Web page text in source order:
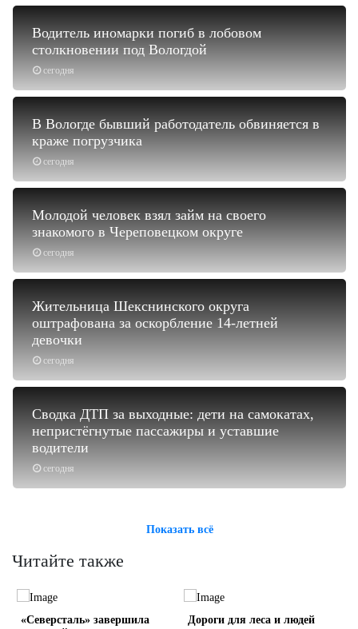
сегодня
Водитель иномарки погиб в лобовом
столкновении под Вологдой
сегодня
В Вологде бывший работодатель обвиняется в
краже погрузчика
сегодня
Молодой человек взял займ на своего
знакомого в Череповецком округе
сегодня
Жительница Шекснинского округа
оштрафована за оскорбление 14-летней
девочки
сегодня
Сводка ДТП за выходные: дети на самокатах,
непристёгнутые пассажиры и уставшие
водители
Показать всё
Читайте также
«Северсталь» завершила
Дороги для леса и людей